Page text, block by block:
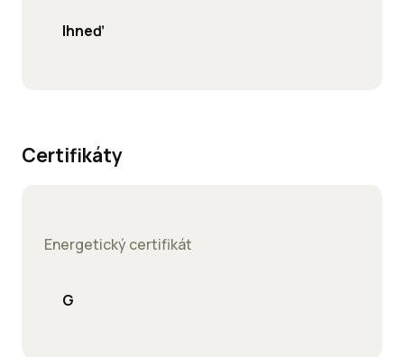
Ihneď
Certifikáty
Energetický certifikát
G